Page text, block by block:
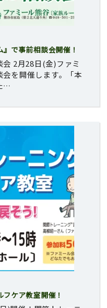
で事前相談会開催！
2月28日(金)ファミ
を開催します。「本
…
ケア教室開催！